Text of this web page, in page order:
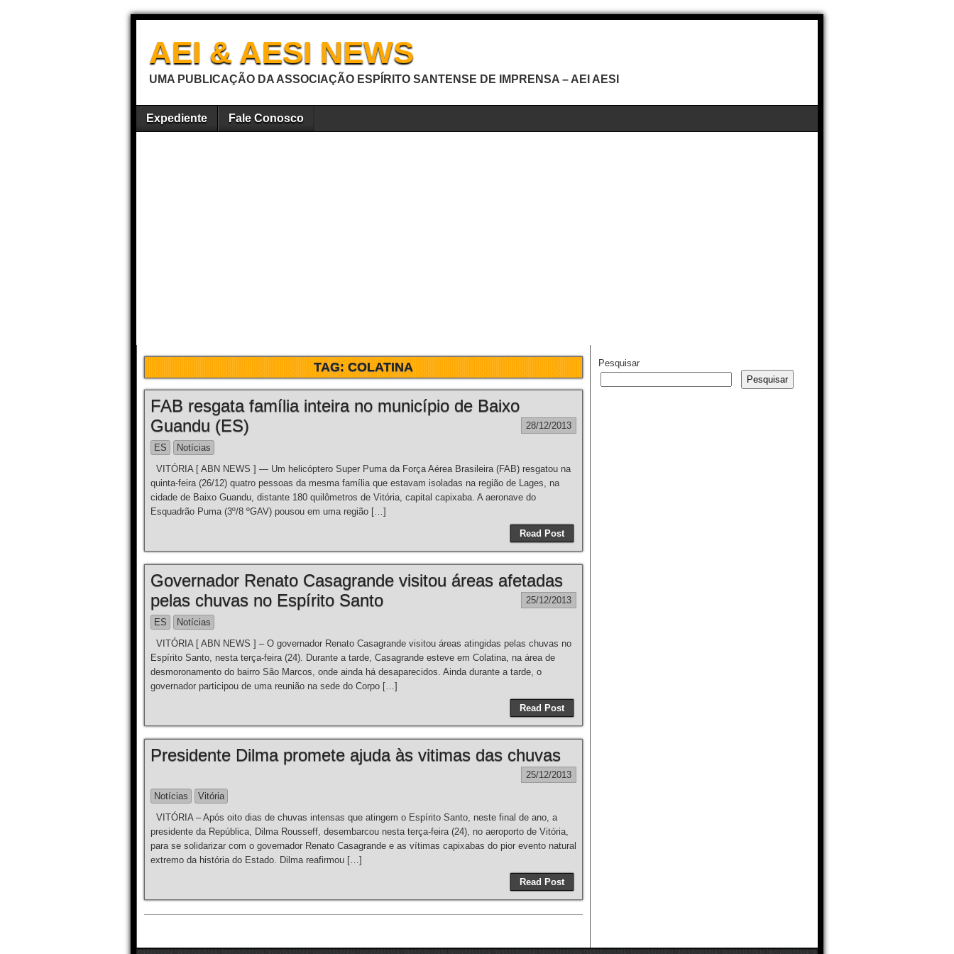
AEI & AESI NEWS
UMA PUBLICAÇÃO DA ASSOCIAÇÃO ESPÍRITO SANTENSE DE IMPRENSA – AEI AESI
Expediente Fale Conosco
TAG:COLATINA
FAB resgata família inteira no município de Baixo
Guandu (ES)
28/12/2013
ES
Notícias
VITÓRIA [ ABN NEWS ] — Um helicóptero Super Puma da Força Aérea Brasileira (FAB) resgatou na
quinta-feira (26/12) quatro pessoas da mesma família que estavam isoladas na região de Lages, na
cidade de Baixo Guandu, distante 180 quilômetros de Vitória, capital capixaba. A aeronave do
Esquadrão Puma (3º/8 ºGAV) pousou em uma região […]
Read Post
Governador Renato Casagrande visitou áreas afetadas
pelas chuvas no Espírito Santo
25/12/2013
ES
Notícias
VITÓRIA [ ABN NEWS ] – O governador Renato Casagrande visitou áreas atingidas pelas chuvas no
Espírito Santo, nesta terça-feira (24). Durante a tarde, Casagrande esteve em Colatina, na área de
desmoronamento do bairro São Marcos, onde ainda há desaparecidos. Ainda durante a tarde, o
governador participou de uma reunião na sede do Corpo […]
Read Post
Presidente Dilma promete ajuda às vitimas das chuvas
25/12/2013
Notícias
Vitória
VITÓRIA – Após oito dias de chuvas intensas que atingem o Espírito Santo, neste final de ano, a
presidente da República, Dilma Rousseff, desembarcou nesta terça-feira (24), no aeroporto de Vitória,
para se solidarizar com o governador Renato Casagrande e as vítimas capixabas do pior evento natural
extremo da história do Estado. Dilma reafirmou […]
Read Post
Pesquisar
Pesquisar